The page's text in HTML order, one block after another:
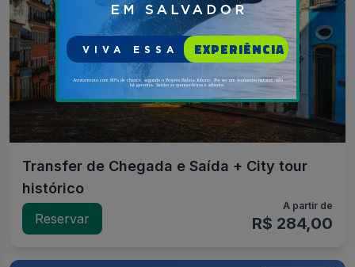
Transfer de Chegada e Saída + City tour
histórico
Reservar
A partir de
R$ 284,00